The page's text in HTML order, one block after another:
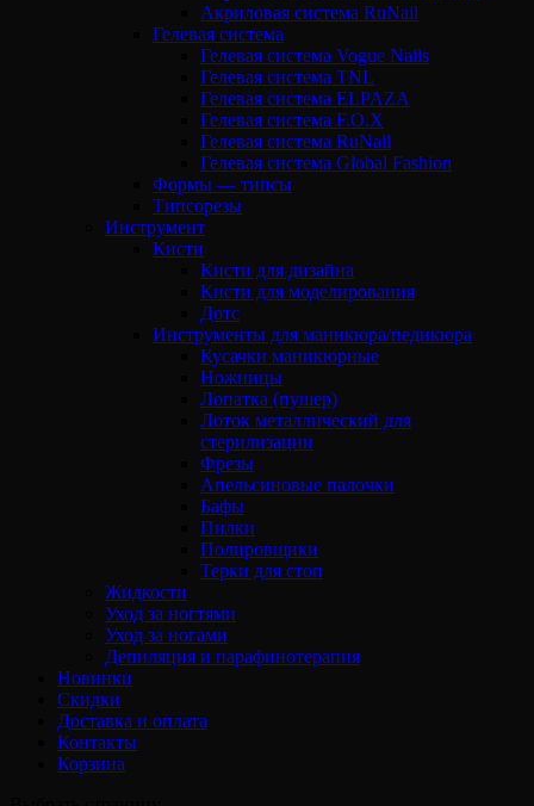
Акриловая система RuNail
Гелевая система
Гелевая система Vogue Nails
Гелевая система TNL
Гелевая система ELPAZA
Гелевая система F.O.X
Гелевая система RuNail
Гелевая система Global Fashion
Формы — типсы
Типсорезы
Инструмент
Кисти
Кисти для дизайна
Кисти для моделирования
Дотс
Инструменты для маникюра/педикюра
Кусачки маникюрные
Ножницы
Лопатка (пушер)
Лоток металлический для
стерилизации
Фрезы
Апельсиновые палочки
Бафы
Пилки
Полировщики
Терки для стоп
Жидкости
Уход за ногтями
Уход за ногами
Депиляция и парафинотерапия
Новинки
Скидки
Доставка и оплата
Контакты
Корзина